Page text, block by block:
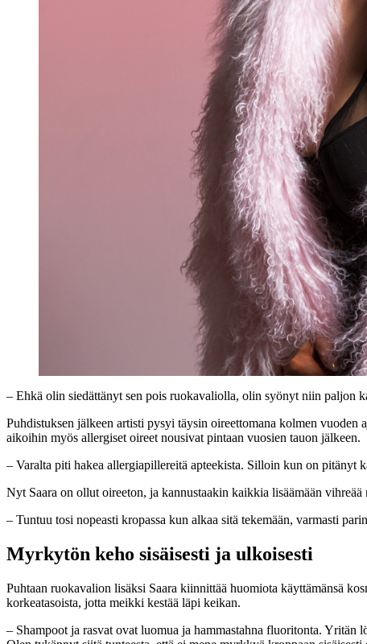
– Ehkä olin siedättänyt sen pois ruokavaliolla, olin syönyt niin paljon
Puhdistuksen jälkeen artisti pysyi täysin oireettomana kolmen
aikoihin myös allergiset oireet nousivat pintaan vuosien tauon jälkeen.
– Varalta piti hakea allergiapillereitä apteekista. Silloin kun on pitänyt
Nyt Saara on ollut oireeton, ja kannustaakin kaikkia lisäämään
– Tuntuu tosi nopeasti kropassa kun alkaa sitä tekemään, varmasti
Myrkytön keho sisäisesti ja ulkoisesti
Puhtaan ruokavalion lisäksi Saara kiinnittää huomiota käyttämänsä
korkeatasoista, jotta meikki kestää läpi keikan.
– Shampoot ja rasvat ovat luomua ja hammastahna fluoritonta. Yritän